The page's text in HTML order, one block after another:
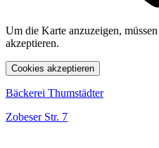
Um die Karte anzuzeigen,
akzeptieren.
Cookies akzeptieren
Bäckerei Thumstädter
Zobeser Str. 7